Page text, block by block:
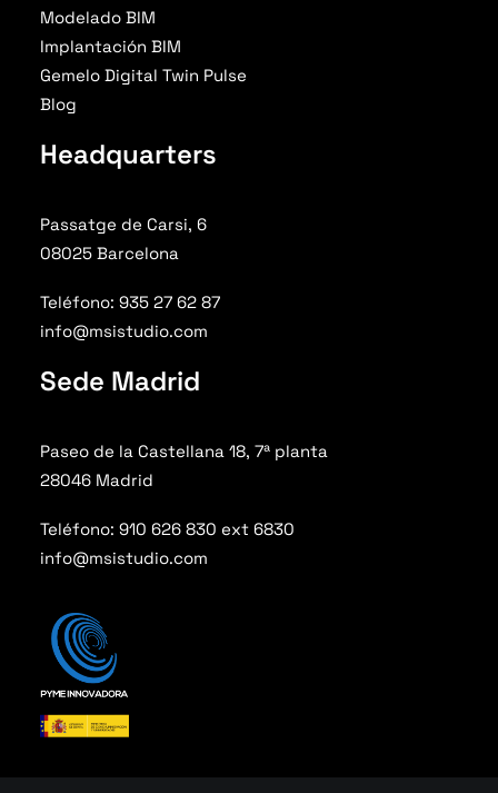
Modelado BIM
Implantación BIM
Gemelo Digital Twin Pulse
Blog
Headquarters
Passatge de Carsi, 6
08025 Barcelona
Teléfono: 935 27 62 87
info@msistudio.com
Sede Madrid
Paseo de la Castellana 18, 7ª planta
28046 Madrid
Teléfono: 910 626 830 ext 6830
info@msistudio.com